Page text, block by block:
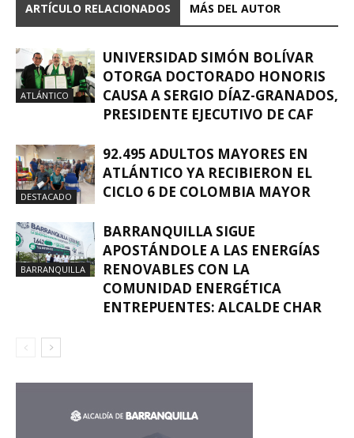
ARTÍCULO RELACIONADOS MÁS DEL AUTOR
ATLÁNTICO
UNIVERSIDAD SIMÓN BOLÍVAR
OTORGA DOCTORADO HONORIS
CAUSA A SERGIO DÍAZ-GRANADOS,
PRESIDENTE EJECUTIVO DE CAF
DESTACADO
92.495 ADULTOS MAYORES EN
ATLÁNTICO YA RECIBIERON EL
CICLO 6 DE COLOMBIA MAYOR
BARRANQUILLA
BARRANQUILLA SIGUE
APOSTÁNDOLE A LAS ENERGÍAS
RENOVABLES CON LA
COMUNIDAD ENERGÉTICA
ENTREPUENTES: ALCALDE CHAR